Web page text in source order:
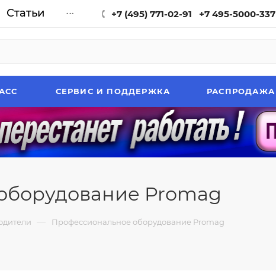
Статьи ... +7 (495) 771-02-91 +7 495-5000-337
СЕРВИС И ПОДДЕРЖКА РАСПРОДАЖА
Promag
— Профессиональное оборудование Promag